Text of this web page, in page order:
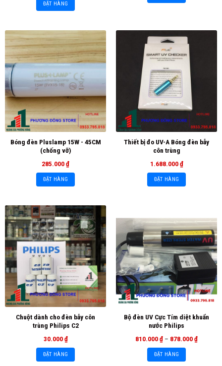
ĐẶT HÀNG
Bóng đèn Pluslamp 15W - 45CM
(chống vỡ)
285.000₫
ĐẶT HÀNG
Thiết bị đo UV-A Bóng đèn bẫy
côn trùng
1.688.000₫
ĐẶT HÀNG
Chuột dành cho đèn bẫy côn
trùng Philips C2
30.000₫
ĐẶT HÀNG
Bộ đèn UV Cực Tím diệt khuẩn
nước Philips
810.000₫ – 878.000₫
ĐẶT HÀNG